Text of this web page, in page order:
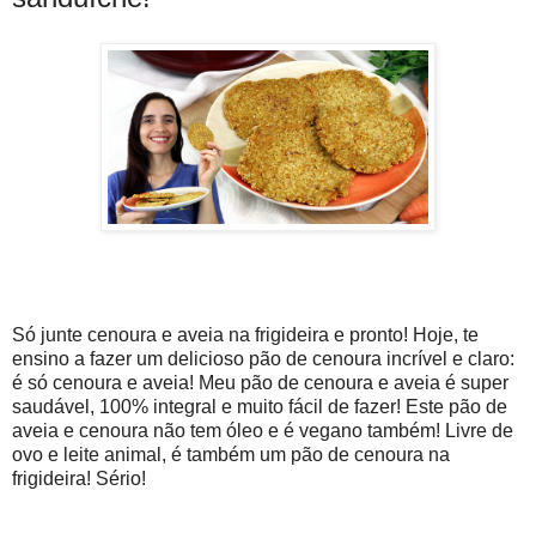
Só junte cenoura e aveia na frigideira e pronto! Hoje, te
ensino a fazer um delicioso pão de cenoura incrível e claro:
é só cenoura e aveia! Meu pão de cenoura e aveia é super
saudável, 100% integral e muito fácil de fazer! Este pão de
aveia e cenoura não tem óleo e é vegano também! Livre de
ovo e leite animal, é também um pão de cenoura na
frigideira! Sério!